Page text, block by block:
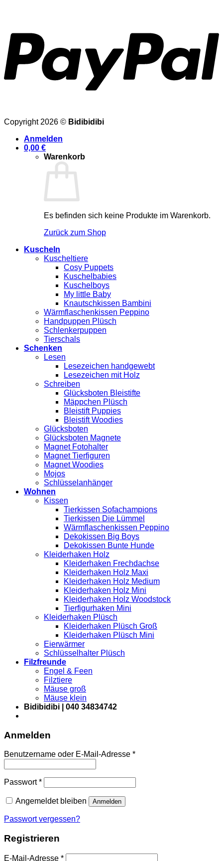
Copyright 2026 © Bidibidibi
Anmelden
0,00 €
Warenkorb
Es befinden sich keine Produkte im Warenkorb.
Zurück zum Shop
Kuscheln
Kuscheltiere
Cosy Puppets
Kuschelbabies
Kuschelboys
My little Baby
Knautschkissen Bambini
Wärmflaschenkissen Peppino
Handpuppen Plüsch
Schlenkerpuppen
Tierschals
Schenken
Lesen
Lesezeichen handgewebt
Lesezeichen mit Holz
Schreiben
Glücksboten Bleistifte
Mäppchen Plüsch
Bleistift Puppies
Bleistift Woodies
Glücksboten
Glücksboten Magnete
Magnet Fotohalter
Magnet Tierfiguren
Magnet Woodies
Mojos
Schlüsselanhänger
Wohnen
Kissen
Tierkissen Sofachampions
Tierkissen Die Lümmel
Wärmflaschenkissen Peppino
Dekokissen Big Boys
Dekokissen Bunte Hunde
Kleiderhaken Holz
Kleiderhaken Frechdachse
Kleiderhaken Holz Maxi
Kleiderhaken Holz Medium
Kleiderhaken Holz Mini
Kleiderhaken Holz Woodstock
Tierfigurhaken Mini
Kleiderhaken Plüsch
Kleiderhaken Plüsch Groß
Kleiderhaken Plüsch Mini
Eierwärmer
Schlüsselhalter Plüsch
Filzfreunde
Engel & Feen
Filztiere
Mäuse groß
Mäuse klein
Bidibidibi | 040 34834742
Anmelden
Benutzername oder E-Mail-Adresse *Erforderlich
Passwort*Erforderlich
Angemeldet bleiben Anmelden
Passwort vergessen?
Registrieren
E-Mail-Adresse *Erforderlich